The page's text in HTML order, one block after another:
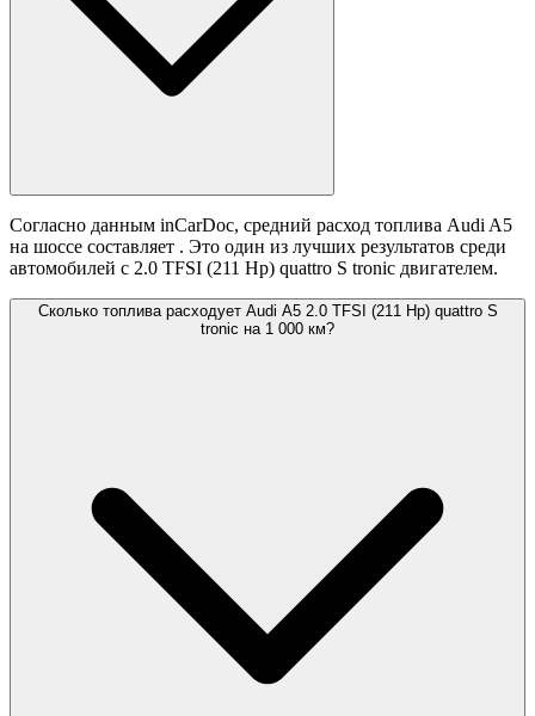
Согласно данным inCarDoc, средний расход топлива Audi A5
на шоссе составляет . Это один из лучших результатов среди
автомобилей с 2.0 TFSI (211 Hp) quattro S tronic двигателем.
Сколько топлива расходует Audi A5 2.0 TFSI (211 Hp) quattro S
tronic на 1 000 км?